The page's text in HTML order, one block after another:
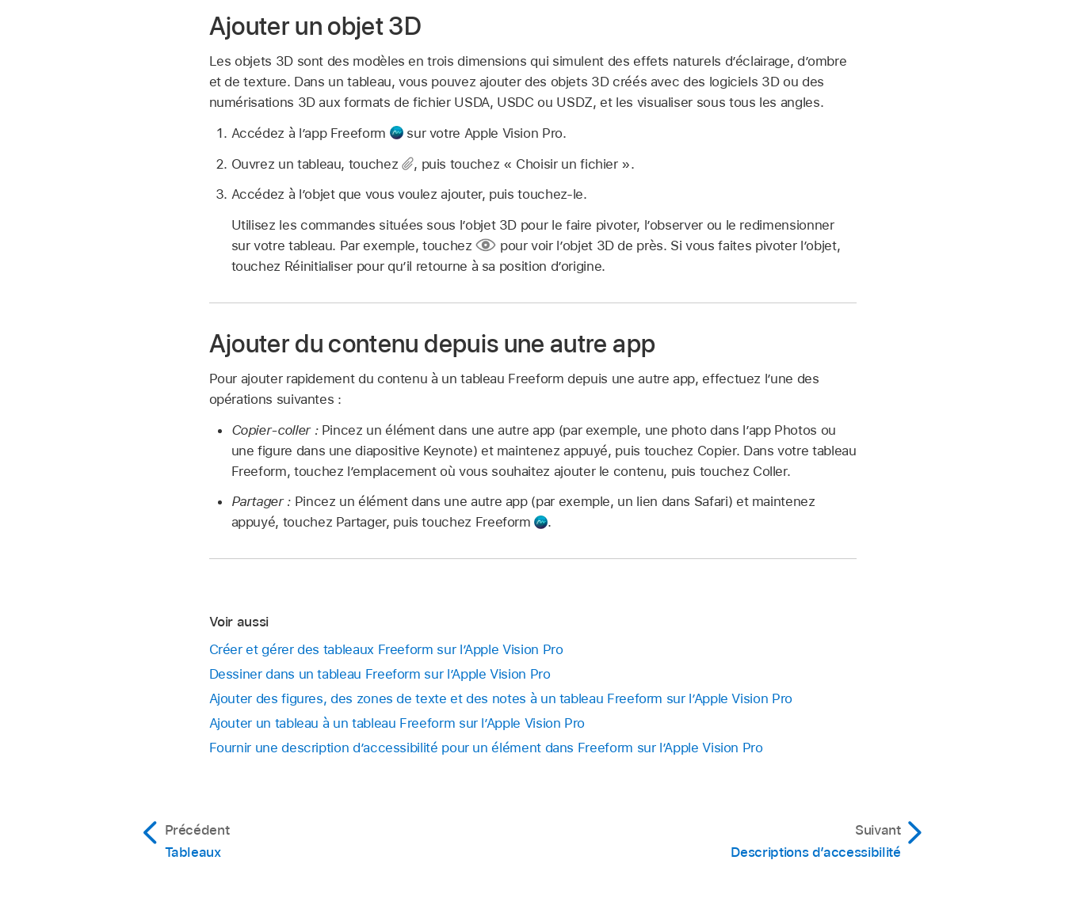
Ajouter un objet 3D
Les objets 3D sont des modèles en trois dimensions qui simulent des effets naturels d’éclairage, d’ombre
et de texture. Dans un tableau, vous pouvez ajouter des objets 3D créés avec des logiciels 3D ou des
numérisations 3D aux formats de fichier USDA, USDC ou USDZ, et les visualiser sous tous les angles.
Accédez à l’app Freeform
sur votre Apple Vision Pro.
Ouvrez un tableau, touchez
, puis touchez « Choisir un fichier ».
Accédez à l’objet que vous voulez ajouter, puis touchez-le.
Utilisez les commandes situées sous l’objet 3D pour le faire pivoter, l’observer ou le redimensionner
sur votre tableau. Par exemple, touchez
pour voir l’objet 3D de près. Si vous faites pivoter l’objet,
touchez Réinitialiser pour qu’il retourne à sa position d’origine.
Ajouter du contenu depuis une autre app
Pour ajouter rapidement du contenu à un tableau Freeform depuis une autre app, effectuez l’une des
opérations suivantes :
Copier-coller : Pincez un élément dans une autre app (par exemple, une photo dans l’app Photos ou
une figure dans une diapositive Keynote) et maintenez appuyé, puis touchez Copier. Dans votre tableau
Freeform, touchez l’emplacement où vous souhaitez ajouter le contenu, puis touchez Coller.
Partager : Pincez un élément dans une autre app (par exemple, un lien dans Safari) et maintenez
appuyé, touchez Partager, puis touchez Freeform
.
Voir aussi
Créer et gérer des tableaux Freeform sur l’Apple Vision Pro
Dessiner dans un tableau Freeform sur l’Apple Vision Pro
Ajouter des figures, des zones de texte et des notes à un tableau Freeform sur l’Apple Vision Pro
Ajouter un tableau à un tableau Freeform sur l’Apple Vision Pro
Fournir une description d’accessibilité pour un élément dans Freeform sur l’Apple Vision Pro
Précédent
Tableaux
Suivant
Descriptions d’accessibilité